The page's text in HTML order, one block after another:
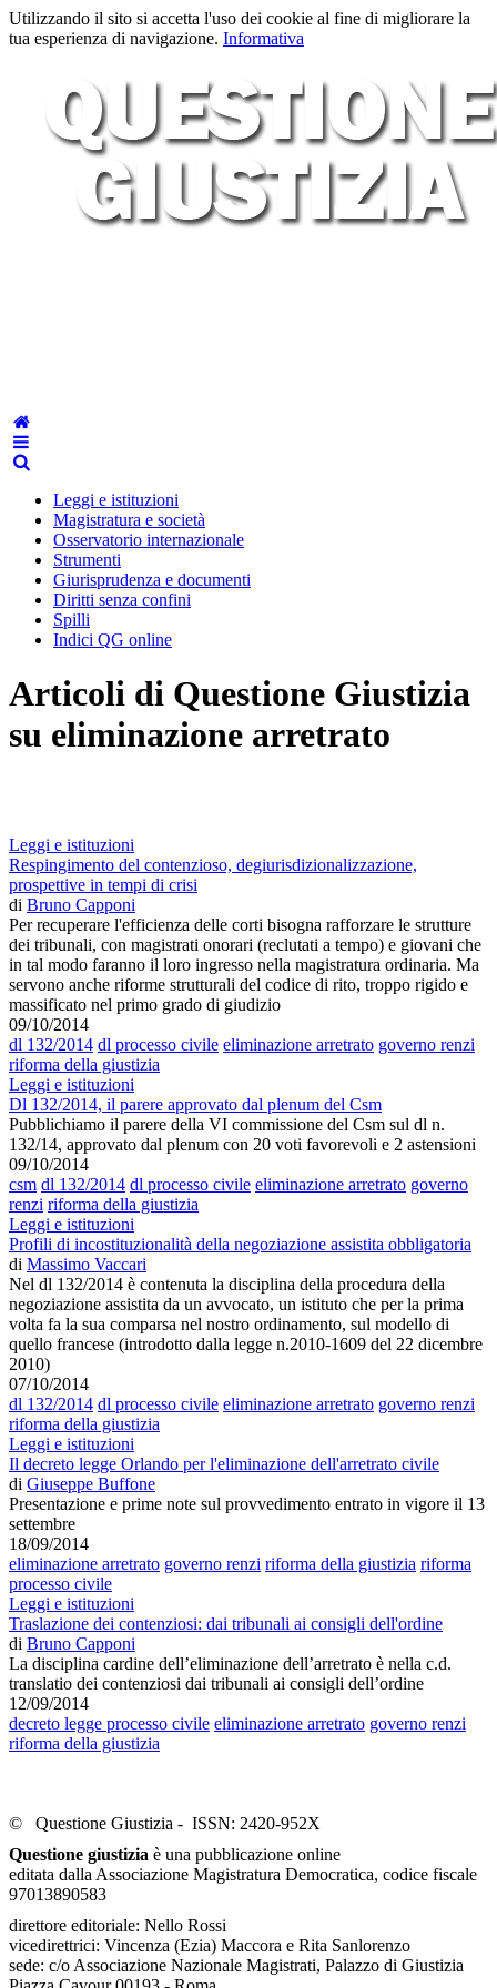
Utilizzando il sito si accetta l'uso dei cookie al fine di migliorare la
tua esperienza di navigazione. Informativa
Leggi e istituzioni
Magistratura e società
Osservatorio internazionale
Strumenti
Giurisprudenza e documenti
Diritti senza confini
Spilli
Indici QG online
Articoli di Questione Giustizia
su eliminazione arretrato
Leggi e istituzioni
Respingimento del contenzioso, degiurisdizionalizzazione,
prospettive in tempi di crisi
di Bruno Capponi
Per recuperare l'efficienza delle corti bisogna rafforzare le strutture
dei tribunali, con magistrati onorari (reclutati a tempo) e giovani che
in tal modo faranno il loro ingresso nella magistratura ordinaria. Ma
servono anche riforme strutturali del codice di rito, troppo rigido e
massificato nel primo grado di giudizio
09/10/2014
dl 132/2014 dl processo civile eliminazione arretrato governo renzi
riforma della giustizia
Leggi e istituzioni
Dl 132/2014, il parere approvato dal plenum del Csm
Pubblichiamo il parere della VI commissione del Csm sul dl n.
132/14, approvato dal plenum con 20 voti favorevoli e 2 astensioni
09/10/2014
csm dl 132/2014 dl processo civile eliminazione arretrato governo
renzi riforma della giustizia
Leggi e istituzioni
Profili di incostituzionalità della negoziazione assistita obbligatoria
di Massimo Vaccari
Nel dl 132/2014 è contenuta la disciplina della procedura della
negoziazione assistita da un avvocato, un istituto che per la prima
volta fa la sua comparsa nel nostro ordinamento, sul modello di
quello francese (introdotto dalla legge n.2010-1609 del 22 dicembre
2010)
07/10/2014
dl 132/2014 dl processo civile eliminazione arretrato governo renzi
riforma della giustizia
Leggi e istituzioni
Il decreto legge Orlando per l'eliminazione dell'arretrato civile
di Giuseppe Buffone
Presentazione e prime note sul provvedimento entrato in vigore il 13
settembre
18/09/2014
eliminazione arretrato governo renzi riforma della giustizia riforma
processo civile
Leggi e istituzioni
Traslazione dei contenziosi: dai tribunali ai consigli dell'ordine
di Bruno Capponi
La disciplina cardine dell’eliminazione dell’arretrato è nella c.d.
translatio dei contenziosi dai tribunali ai consigli dell’ordine
12/09/2014
decreto legge processo civile eliminazione arretrato governo renzi
riforma della giustizia
© Questione Giustizia - ISSN: 2420-952X
Questione giustizia è una pubblicazione online
editata dalla Associazione Magistratura Democratica, codice fiscale
97013890583
direttore editoriale: Nello Rossi
vicedirettrici: Vincenza (Ezia) Maccora e Rita Sanlorenzo
sede: c/o Associazione Nazionale Magistrati, Palazzo di Giustizia